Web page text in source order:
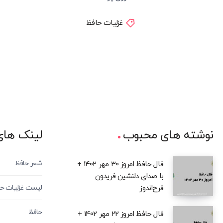
غزلیات حافظ
نوشته های محبوب
فال حافظ امروز 30 مهر 1402 +
با صدای دلنشین فریدون
فرح‌اندوز
فال حافظ امروز 22 مهر 1402 +
لینک
شعر حافظ
لیست غزلیات
حافظ